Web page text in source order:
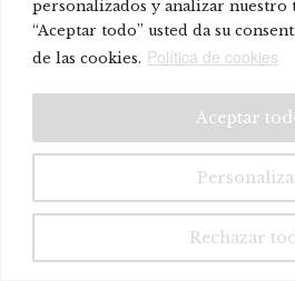
personalizados y analizar nuestro
“Aceptar todo” usted da su
de las cookies. Política de cookies
Rechazar
Aceptar